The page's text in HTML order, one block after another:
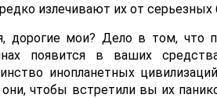
излечивают их от серьезных
дорогие мои? Дело в том, что
появится в ваших
инопланетных
чтобы встретили вы их